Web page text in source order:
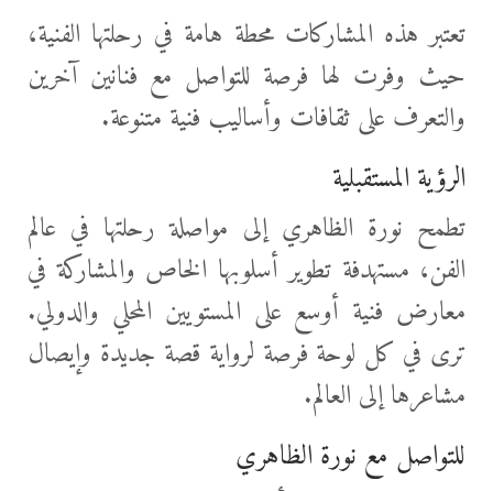
تعتبر هذه المشاركات محطة هامة في رحلتها الفنية،
حيث وفرت لها فرصة للتواصل مع فنانين آخرين
والتعرف على ثقافات وأساليب فنية متنوعة.
الرؤية المستقبلية
تطمح نورة الظاهري إلى مواصلة رحلتها في عالم
الفن، مستهدفة تطوير أسلوبها الخاص والمشاركة في
معارض فنية أوسع على المستويين المحلي والدولي.
ترى في كل لوحة فرصة لرواية قصة جديدة وإيصال
مشاعرها إلى العالم.
للتواصل مع نورة الظاهري